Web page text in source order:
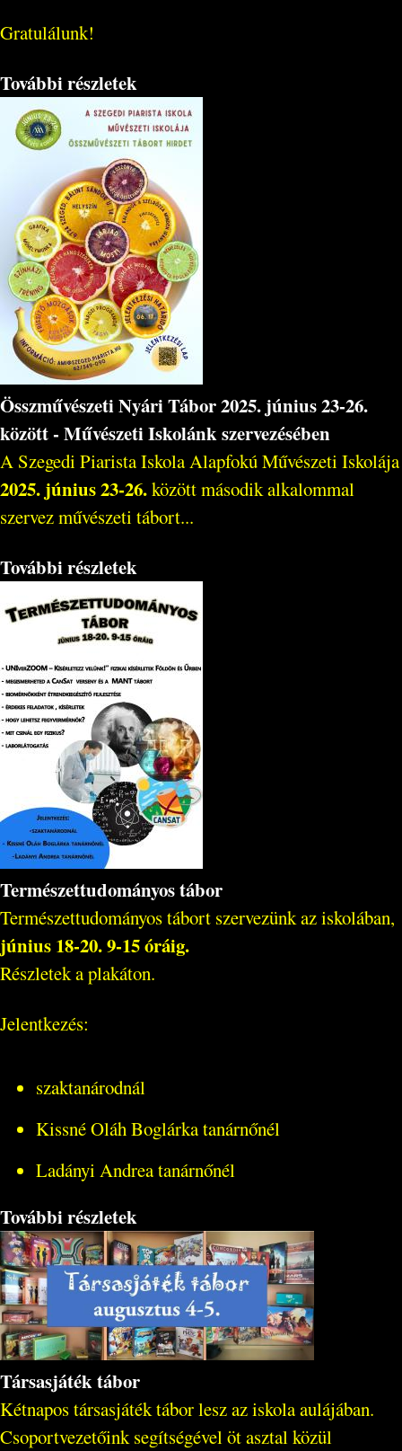
Gratulálunk!
További részletek
Összművészeti Nyári Tábor 2025. június 23-26.
között - Művészeti Iskolánk szervezésében
A Szegedi Piarista Iskola Alapfokú Művészeti Iskolája
2025. június 23-26.között második alkalommal
szervez művészeti tábort...
További részletek
Természettudományos tábor
Természettudományos tábort szervezünk az iskolában,
június 18-20. 9-15 óráig.
Részletek a plakáton.
Jelentkezés:
szaktanárodnál
Kissné Oláh Boglárka tanárnőnél
Ladányi Andrea tanárnőnél
További részletek
Társasjáték tábor
Kétnapos társasjáték tábor lesz az iskola aulájában.
Csoportvezetőink segítségével öt asztal közül